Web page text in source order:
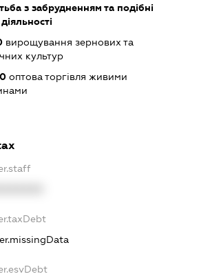
з забрудненням та подібні
вирощування зернових та
культур
оптова торгівля живими